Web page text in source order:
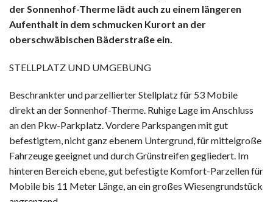
der Sonnenhof-Therme lädt auch zu einem längeren
Aufenthalt in dem schmucken Kurort an der
oberschwäbischen Bäderstraße ein.
STELLPLATZ UND UMGEBUNG
Beschrankter und parzellierter Stellplatz für 53 Mobile
direkt an der Sonnenhof-Therme. Ruhige Lage im Anschluss
an den Pkw-Parkplatz. Vordere Parkspangen mit gut
befestigtem, nicht ganz ebenem Untergrund, für mittelgroße
Fahrzeuge geeignet und durch Grünstreifen gegliedert. Im
hinteren Bereich ebene, gut befestigte Komfort-Parzellen für
Mobile bis 11 Meter Länge, an ein großes Wiesengrundstück